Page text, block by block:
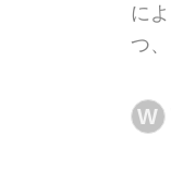
に
つ
ス
電
W